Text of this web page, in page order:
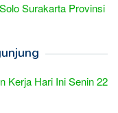
Surakarta Provinsi
Kerja Hari Ini Senin 22